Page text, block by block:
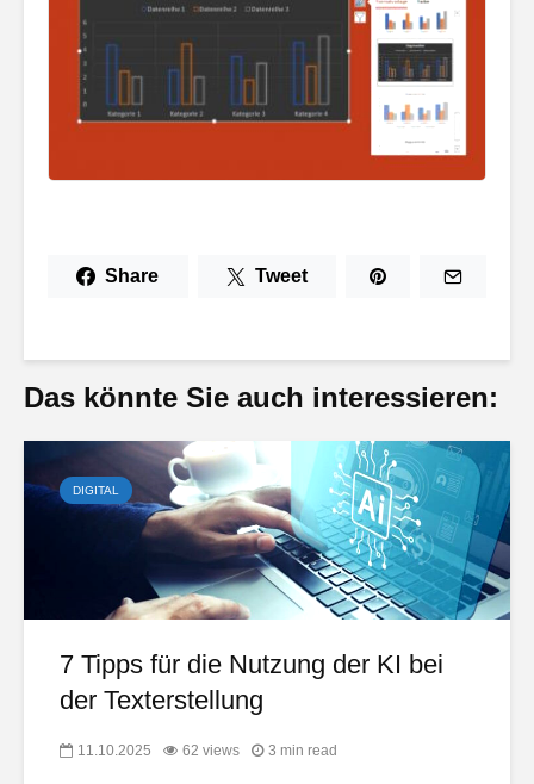
Share Tweet
Das könnte Sie auch interessieren:
DIGITAL
7 Tipps für die Nutzung der KI bei
der Texterstellung
11.10.2025 62 views 3 min read